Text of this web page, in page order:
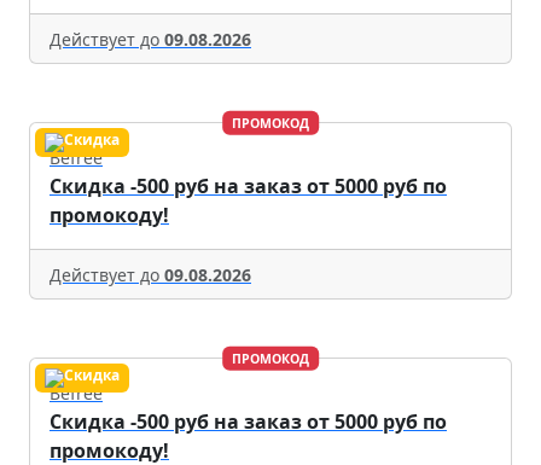
Действует до 09.08.2026
ПРОМОКОД
Befree
Скидка -500 руб на заказ от 5000 руб по
промокоду!
Действует до 09.08.2026
ПРОМОКОД
Befree
Скидка -500 руб на заказ от 5000 руб по
промокоду!